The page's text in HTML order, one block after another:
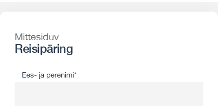
Mittesiduv
Reisipäring
Ees- ja perenimi*